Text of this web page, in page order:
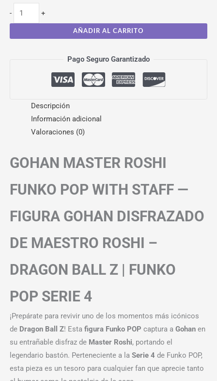
- +
AÑADIR AL CARRITO
Pago Seguro Garantizado
Descripción
Información adicional
Valoraciones (0)
GOHAN MASTER ROSHI
FUNKO POP WITH STAFF —
FIGURA GOHAN DISFRAZADO
DE MAESTRO ROSHI –
DRAGON BALL Z | FUNKO
POP SERIE 4
¡Prepárate para revivir uno de los momentos más icónicos
de Dragon Ball Z! Esta figura Funko POP captura a Gohan en
su entrañable disfraz de Master Roshi, portando el
legendario bastón. Perteneciente a la Serie 4 de Funko POP,
esta pieza es un tesoro para cualquier fan que aprecie tanto